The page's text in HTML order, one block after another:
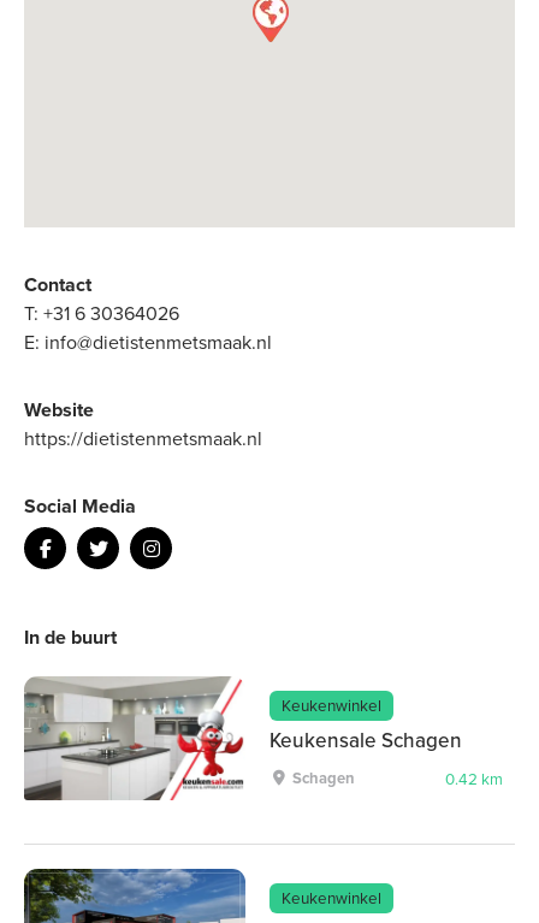
Contact
T: +31 6 30364026
E: info@dietistenmetsmaak.nl
Website
https://dietistenmetsmaak.nl
Social Media
In de buurt
Keukenwinkel
Keukensale Schagen
Schagen 0.42 km
Keukenwinkel